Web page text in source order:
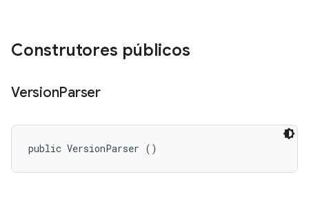
Construtores públicos
VersionParser
public VersionParser ()